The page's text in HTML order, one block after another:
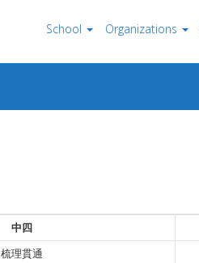
School Organizations
中四
梳理貫通